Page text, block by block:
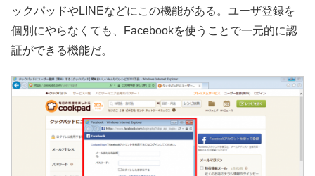
ックパッドやLINEなどにこの機能がある。ユーザ登録を
個別にやらなくても、Facebookを使うことで一元的に認
証ができる機能だ。